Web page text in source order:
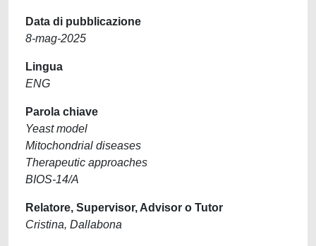
Data di pubblicazione
8-mag-2025
Lingua
ENG
Parola chiave
Yeast model
Mitochondrial diseases
Therapeutic approaches
BIOS-14/A
Relatore, Supervisor, Advisor o Tutor
Cristina, Dallabona